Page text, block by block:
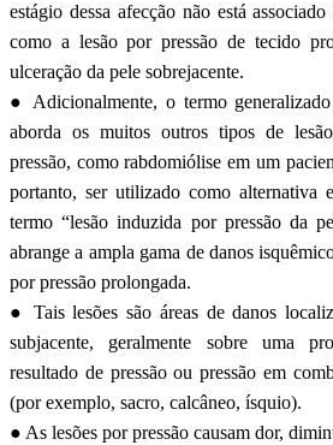
estágio dessa afecção não está
como a lesão por pressão de tecido
ulceração da pele sobrejacente.
● Adicionalmente, o termo
aborda os muitos outros tipos de
pressão, como rabdomiólise em um
portanto, ser utilizado como alternativa
termo “lesão induzida por pressão da
abrange a ampla gama de danos
por pressão prolongada.
● Tais lesões são áreas de danos
subjacente, geralmente sobre uma
resultado de pressão ou pressão em
(por exemplo, sacro, calcâneo, ísquio).
● As lesões por pressão causam dor,